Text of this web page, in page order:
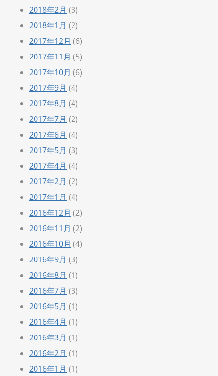
2018年2月 (3)
2018年1月 (2)
2017年12月 (6)
2017年11月 (5)
2017年10月 (6)
2017年9月 (4)
2017年8月 (4)
2017年7月 (2)
2017年6月 (4)
2017年5月 (3)
2017年4月 (4)
2017年2月 (2)
2017年1月 (4)
2016年12月 (2)
2016年11月 (2)
2016年10月 (4)
2016年9月 (3)
2016年8月 (1)
2016年7月 (3)
2016年5月 (1)
2016年4月 (1)
2016年3月 (1)
2016年2月 (1)
2016年1月 (1)